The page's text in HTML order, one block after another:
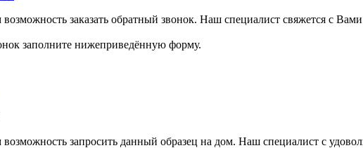
заказать обратный звонок. Наш специалист свяжется с
заполните нижеприведённую форму.
запросить данный образец на дом. Наш специалист с